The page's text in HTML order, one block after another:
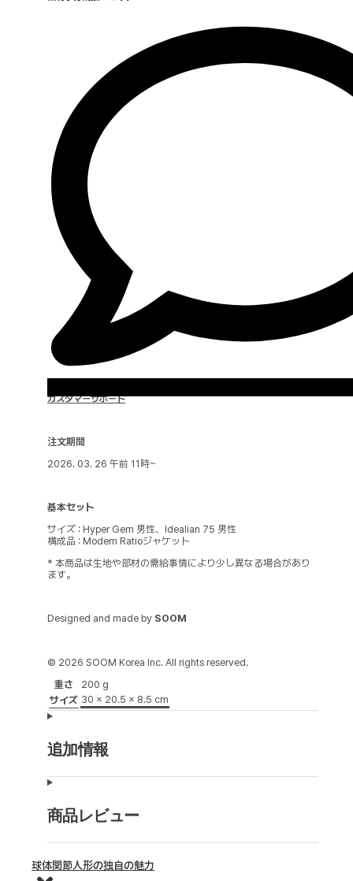
カスタマーサポート
注文期間
2026. 03. 26 午前 11時~
基本セット
サイズ : Hyper Gem 男性、Idealian 75 男性
構成品 : Modern Ratioジャケット
* 本商品は生地や部材の需給事情により少し異なる場合があり
ます。
Designed and made by SOOM
© 2026 SOOM Korea Inc. All rights reserved.
重さ
200 g
サイズ 30 × 20.5 × 8.5 cm
追加情報
商品レビュー
球体関節人形の独自の魅力